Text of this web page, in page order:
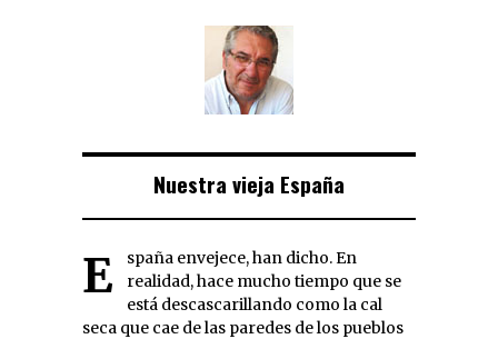
Nuestra vieja España
España envejece, han dicho. En
realidad, hace mucho tiempo que se
está descascarillando como la cal
seca que cae de las paredes de los pueblos